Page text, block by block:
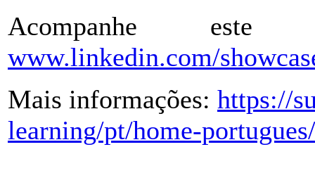
Acompanhe
www.linkedin.com/
Mais informações: https://
learning/pt/home-portugues/